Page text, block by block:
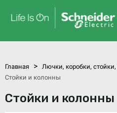
Главная > Лючки, коробки,
Стойки и колонны
Стойки и колонны